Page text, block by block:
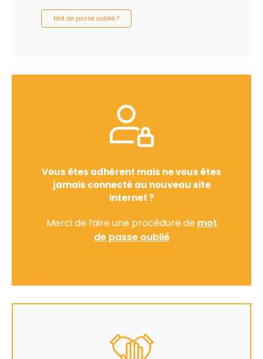
Mot de passe oublié ?
Vous êtes adhérent mais ne vous êtes
jamais connecté au nouveau site
internet ?
Merci de faire une procédure de mot
de passe oublié